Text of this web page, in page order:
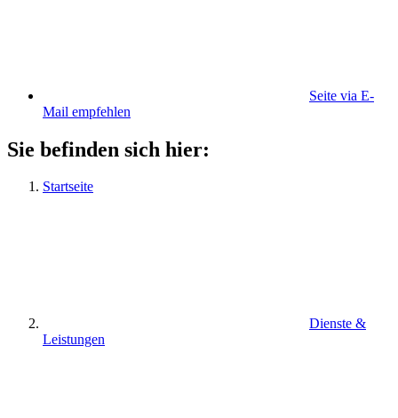
Seite via E-
Mail empfehlen
Sie befinden sich hier:
Startseite
Dienste &
Leistungen